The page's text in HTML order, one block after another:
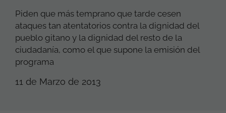
Piden que más temprano que tarde cesen
ataques tan atentatorios contra la dignidad del
pueblo gitano y la dignidad del resto de la
ciudadanía, como el que supone la emisión del
programa
11 de Marzo de 2013